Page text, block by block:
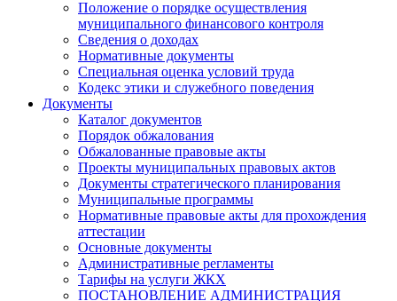
Положение о порядке осуществления
муниципального финансового контроля
Сведения о доходах
Нормативные документы
Специальная оценка условий труда
Кодекс этики и служебного поведения
Документы
Каталог документов
Порядок обжалования
Обжалованные правовые акты
Проекты муниципальных правовых актов
Документы стратегического планирования
Муниципальные программы
Нормативные правовые акты для прохождения
аттестации
Основные документы
Административные регламенты
Тарифы на услуги ЖКХ
ПОСТАНОВЛЕНИЕ АДМИНИСТРАЦИЯ